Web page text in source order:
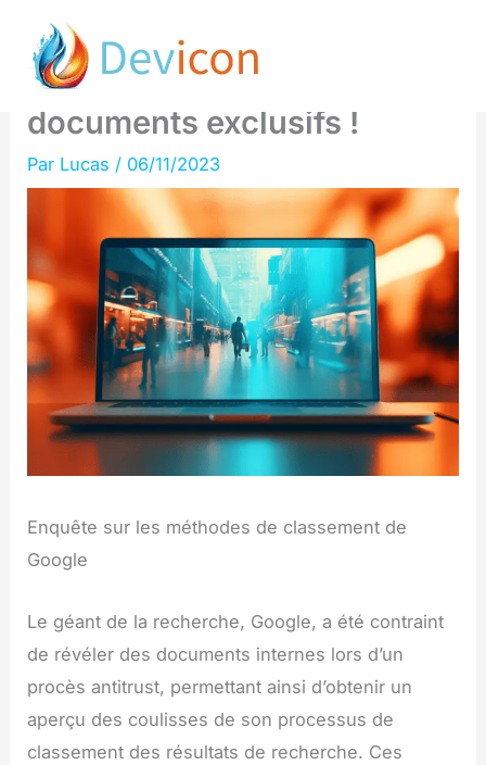
contenu
Google dévoile 7 secrets
chocs du ranking :
documents exclusifs !
Par Lucas / 06/11/2023
Enquête sur les méthodes de classement de
Google
Le géant de la recherche, Google, a été contraint
de révéler des documents internes lors d’un
procès antitrust, permettant ainsi d’obtenir un
aperçu des coulisses de son processus de
classement des résultats de recherche. Ces